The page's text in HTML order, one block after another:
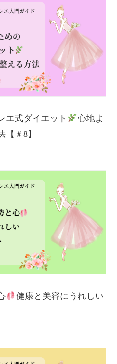
エ式ダイエット
心地よ
【＃8】
健康と美容にうれしい